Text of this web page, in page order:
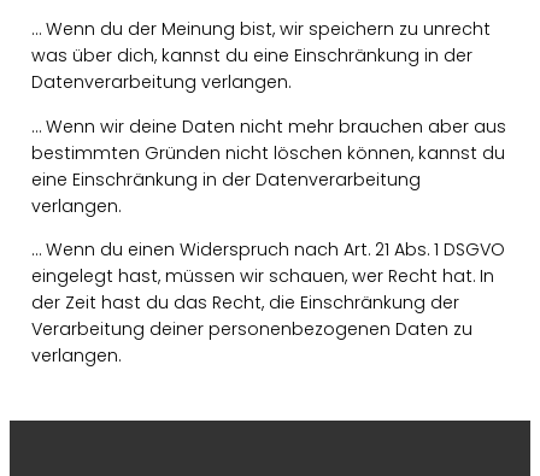
… Wenn du der Meinung bist, wir speichern zu unrecht
was über dich, kannst du eine Einschränkung in der
Datenverarbeitung verlangen.
… Wenn wir deine Daten nicht mehr brauchen aber aus
bestimmten Gründen nicht löschen können, kannst du
eine Einschränkung in der Datenverarbeitung
verlangen.
… Wenn du einen Widerspruch nach Art. 21 Abs. 1 DSGVO
eingelegt hast, müssen wir schauen, wer Recht hat. In
der Zeit hast du das Recht, die Einschränkung der
Verarbeitung deiner personenbezogenen Daten zu
verlangen.